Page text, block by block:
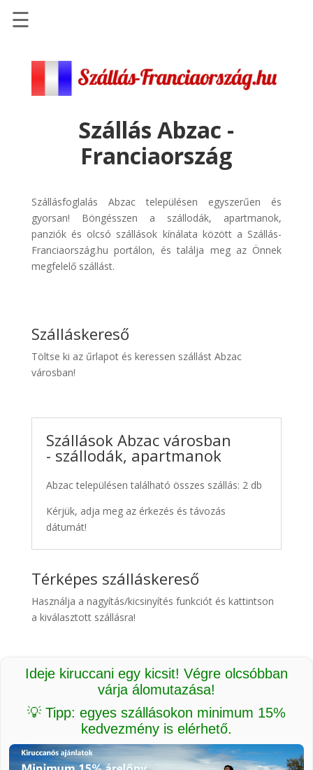
Szállások
Repülőjegy
pénzvisszatérítéssel
Discover
Cars
Transzfer
☰
Szállás Abzac -
Franciaország
Szállásfoglalás Abzac településen egyszerűen és
gyorsan! Böngésszen a szállodák, apartmanok,
panziók és olcsó szállások kínálata között a Szállás-
Franciaország.hu portálon, és találja meg az Önnek
megfelelő szállást.
Szálláskereső
Töltse ki az űrlapot és keressen szállást Abzac
városban!
Szállások Abzac városban
- szállodák, apartmanok
Abzac településen található összes szállás: 2 db
Kérjük, adja meg az érkezés és távozás
dátumát!
Térképes szálláskereső
Használja a nagyítás/kicsinyítés funkciót és kattintson
a kiválasztott szállásra!
Ideje kiruccani egy kicsit! Végre olcsóbban
várja álomutazása!
💡 Tipp: egyes szállásokon minimum 15%
kedvezmény is elérhető.